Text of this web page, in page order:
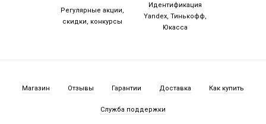
Регулярные акции,
скидки, конкурсы
Идентификация
Yandex, Тинькофф,
Юкасса
Магазин Отзывы Гарантии Доставка Как купить
Служба поддержки